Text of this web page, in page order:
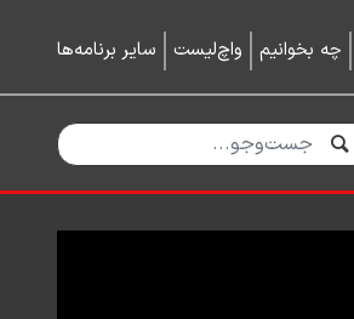
چه بخوانیم واچ‌لیست سایر برنامه‌ها